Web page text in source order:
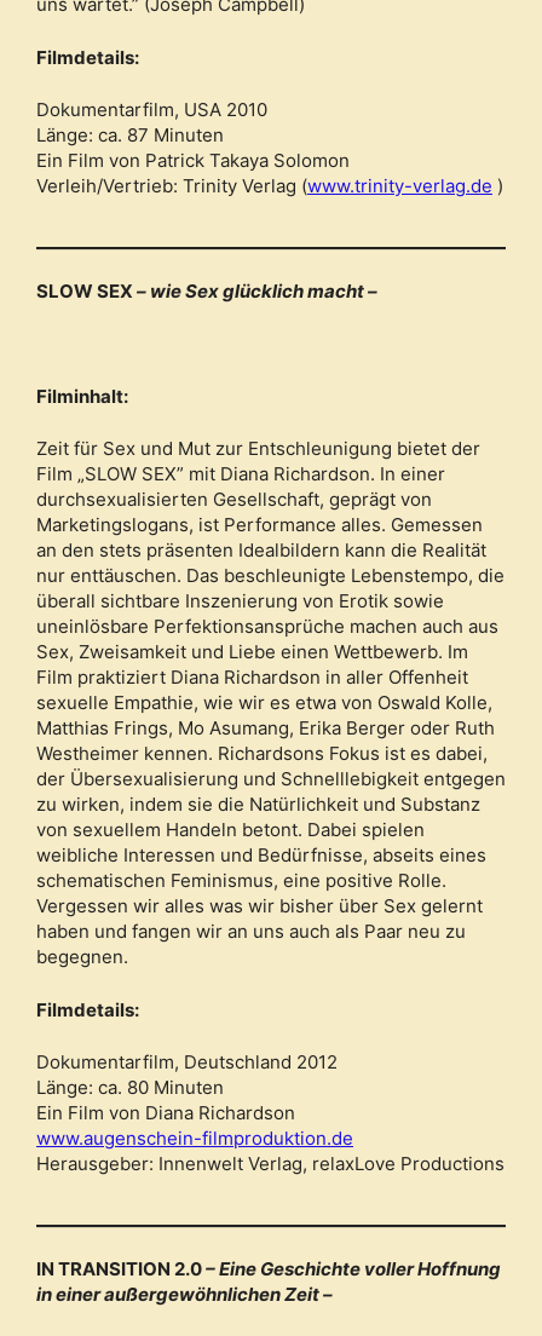
Filmdetails:
Dokumentarfilm, USA 2010
Länge: ca. 87 Minuten
Ein Film von Patrick Takaya Solomon
Verleih/Vertrieb: Trinity Verlag (www.trinity-verlag.de )
SLOW SEX – wie Sex glücklich macht –
Filminhalt:
Zeit für Sex und Mut zur Entschleunigung bietet der
Film „SLOW SEX” mit Diana Richardson. In einer
durchsexualisierten Gesellschaft, geprägt von
Marketingslogans, ist Performance alles. Gemessen
an den stets präsenten Idealbildern kann die Realität
nur enttäuschen. Das beschleunigte Lebenstempo, die
überall sichtbare Inszenierung von Erotik sowie
uneinlösbare Perfektionsansprüche machen auch aus
Sex, Zweisamkeit und Liebe einen Wettbewerb. Im
Film praktiziert Diana Richardson in aller Offenheit
sexuelle Empathie, wie wir es etwa von Oswald Kolle,
Matthias Frings, Mo Asumang, Erika Berger oder Ruth
Westheimer kennen. Richardsons Fokus ist es dabei,
der Übersexualisierung und Schnelllebigkeit entgegen
zu wirken, indem sie die Natürlichkeit und Substanz
von sexuellem Handeln betont. Dabei spielen
weibliche Interessen und Bedürfnisse, abseits eines
schematischen Feminismus, eine positive Rolle.
Vergessen wir alles was wir bisher über Sex gelernt
haben und fangen wir an uns auch als Paar neu zu
begegnen.
Filmdetails:
Dokumentarfilm, Deutschland 2012
Länge: ca. 80 Minuten
Ein Film von Diana Richardson
www.augenschein-filmproduktion.de
Herausgeber: Innenwelt Verlag, relaxLove Productions
IN TRANSITION 2.0– Eine Geschichte voller Hoffnung
in einer außergewöhnlichen Zeit –